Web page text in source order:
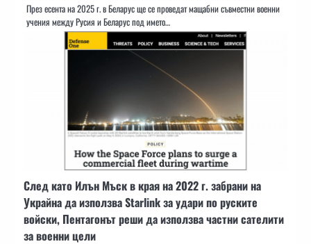
През есента на 2025 г. в Беларус ще се проведат мащабни съвместни военни
учения между Русия и Беларус под името…
След като Илън Мъск в края на 2022 г. забрани на
Украйна да използва Starlink за удари по руските
войски, Пентагонът реши да използва частни сателити
за военни цели